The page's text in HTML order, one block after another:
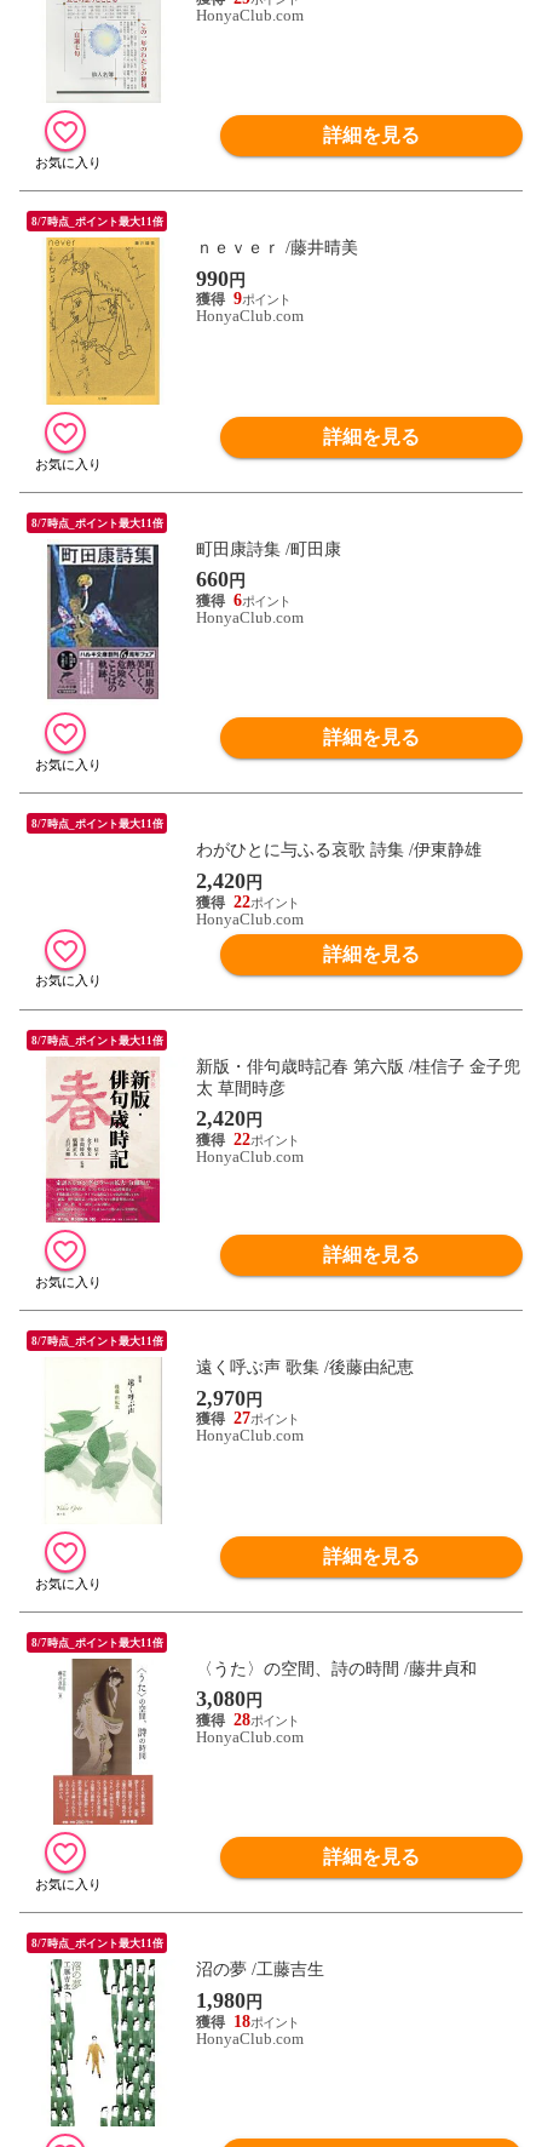
HonyaClub.com
詳細を見る
8/7時点_ポイント最大11倍
ｎｅｖｅｒ /藤井晴美
990円
9
HonyaClub.com
詳細を見る
8/7時点_ポイント最大11倍
町田康詩集 /町田康
660円
6
HonyaClub.com
詳細を見る
8/7時点_ポイント最大11倍
わがひとに与ふる哀歌 詩集 /伊東静雄
2,420円
22
HonyaClub.com
詳細を見る
8/7時点_ポイント最大11倍
新版・俳句歳時記春 第六版 /桂信子 金子兜
太 草間時彦
2,420円
22
HonyaClub.com
詳細を見る
8/7時点_ポイント最大11倍
遠く呼ぶ声 歌集 /後藤由紀恵
2,970円
27
HonyaClub.com
詳細を見る
8/7時点_ポイント最大11倍
〈うた〉の空間、詩の時間 /藤井貞和
3,080円
28
HonyaClub.com
詳細を見る
8/7時点_ポイント最大11倍
沼の夢 /工藤吉生
1,980円
18
HonyaClub.com